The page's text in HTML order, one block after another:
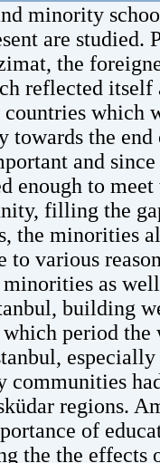
minority
are
the
reflected
which
towards the
and
enough to
filling the
the minorities
to various
as
building
period the
communities
regions.
of
the the